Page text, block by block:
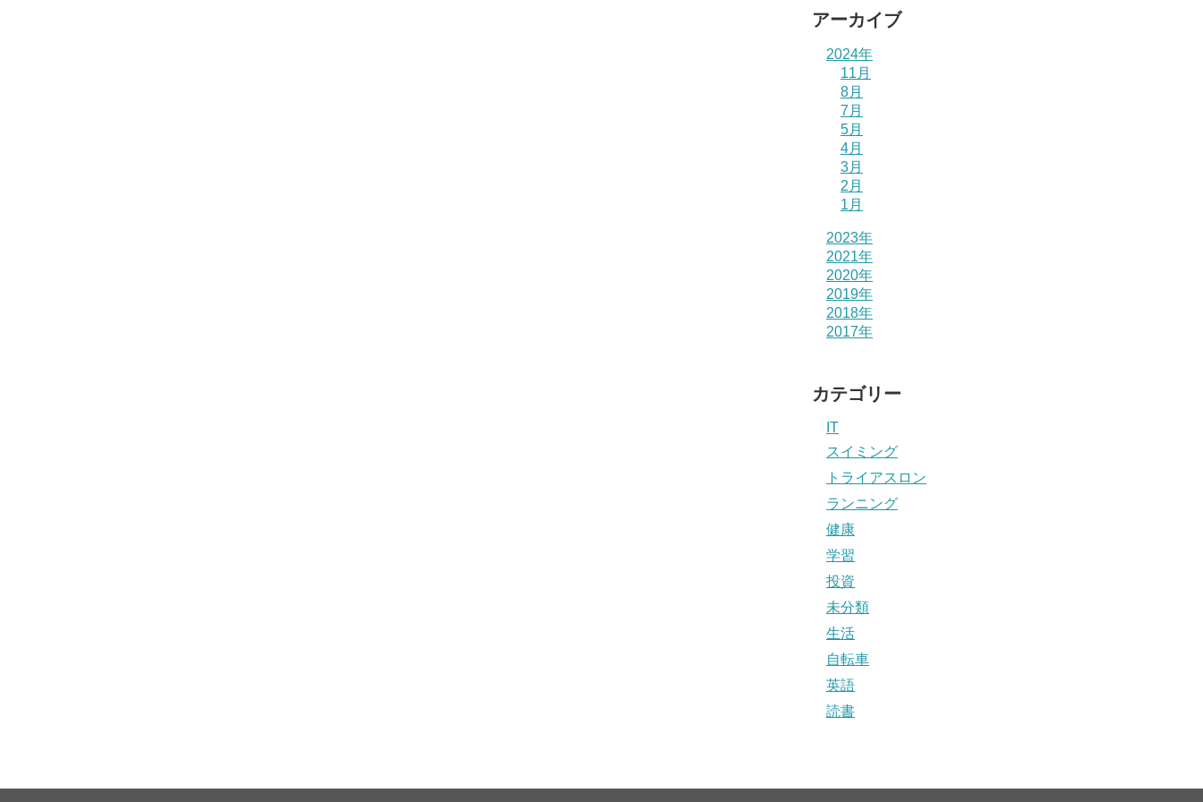
アーカイブ
2024年
11月
8月
7月
5月
4月
3月
2月
1月
2023年
2021年
2020年
2019年
2018年
2017年
カテゴリー
IT
スイミング
トライアスロン
ランニング
健康
学習
投資
未分類
生活
自転車
英語
読書